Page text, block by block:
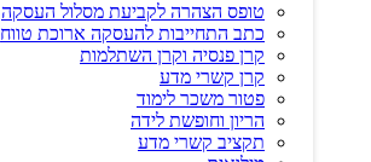
טופס הצהרה לקביעת מסלול העסקה
כתב התחייבות להעסקה ארוכת טווח
קרן פנסיה וקרן השתלמות
קרן קשרי מדע
פטור משכר לימוד
הריון וחופשת לידה
תקציב קשרי מדע